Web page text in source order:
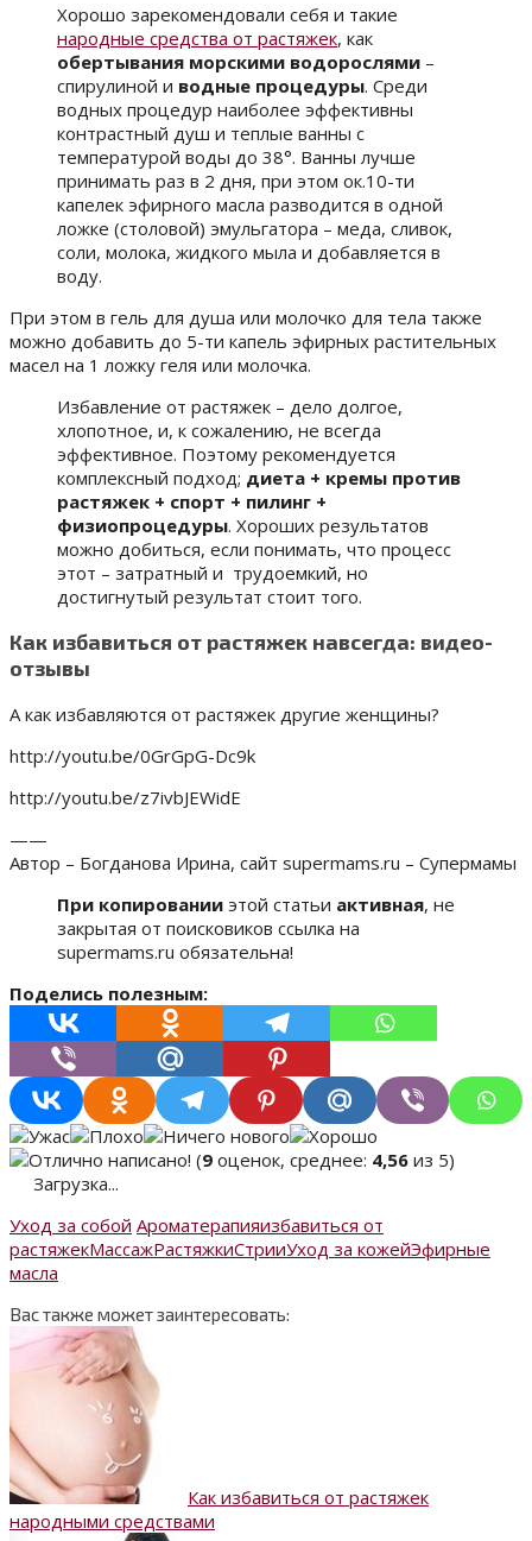
Хорошо зарекомендовали себя и такие
народные средства от растяжек, как
обертывания морскими водорослями –
спирулиной и водные процедуры. Среди
водных процедур наиболее эффективны
контрастный душ и теплые ванны с
температурой воды до 38°. Ванны лучше
принимать раз в 2 дня, при этом ок.10-ти
капелек эфирного масла разводится в одной
ложке (столовой) эмульгатора – меда, сливок,
соли, молока, жидкого мыла и добавляется в
воду.
При этом в гель для душа или молочко для тела также
можно добавить до 5-ти капель эфирных растительных
масел на 1 ложку геля или молочка.
Избавление от растяжек – дело долгое,
хлопотное, и, к сожалению, не всегда
эффективное. Поэтому рекомендуется
комплексный подход; диета + кремы против
растяжек + спорт + пилинг +
физиопроцедуры. Хороших результатов
можно добиться, если понимать, что процесс
этот – затратный и трудоемкий, но
достигнутый результат стоит того.
Как избавиться от растяжек навсегда: видео-
отзывы
А как избавляются от растяжек другие женщины?
http://youtu.be/0GrGpG-Dc9k
http://youtu.be/z7ivbJEWidE
——
Автор – Богданова Ирина, сайт supermams.ru – Супермамы
При копировании этой статьи активная, не
закрытая от поисковиков ссылка на
supermams.ru обязательна!
Поделись полезным:
(9 оценок, среднее: 4,56 из 5)
Загрузка...
Уход за собой Ароматерапияизбавиться от
растяжекМассажРастяжкиСтрииУход за кожейЭфирные
масла
Вас также может заинтересовать:
Как избавиться от растяжек
народными средствами